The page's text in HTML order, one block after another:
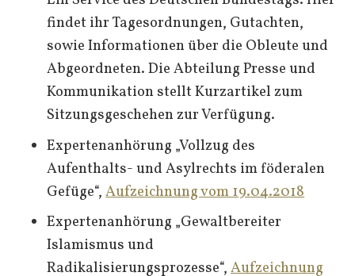
findet ihr Tagesordnungen, Gutachten,
sowie Informationen über die Obleute und
Abgeordneten. Die Abteilung Presse und
Kommunikation stellt Kurzartikel zum
Sitzungsgeschehen zur Verfügung.
Expertenanhörung „Vollzug des
Aufenthalts- und Asylrechts im föderalen
Gefüge“,Aufzeichnung vom 19.04.2018
Expertenanhörung „Gewaltbereiter
Islamismus und
Radikalisierungsprozesse“,Aufzeichnung